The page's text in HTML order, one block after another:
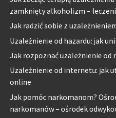
zamknięty alkoholizm –
Jak radzić sobie z
Uzależnienie od hazardu: jak
Jak rozpoznać uzależnienie
Uzależnienie od internetu: jak
online
Jak pomóc narkomanom?
narkomanów – ośrodek